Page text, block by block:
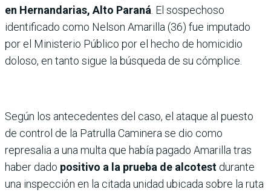
en Hernandarias, Alto Paraná . El sospechoso
identificado como Nelson Amarilla (36) fue imputado
por el Ministerio Público por el hecho de homicidio
doloso, en tanto sigue la búsqueda de su cómplice.
Según los antecedentes del caso, el ataque al puesto
de control de la Patrulla Caminera se dio como
represalia a una multa que había pagado Amarilla tras
haber dado positivo a la prueba de alcotest durante
una inspección en la citada unidad ubicada sobre la ruta